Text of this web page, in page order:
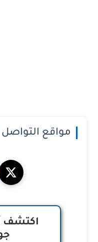
مواقع التواصل
اكتشف